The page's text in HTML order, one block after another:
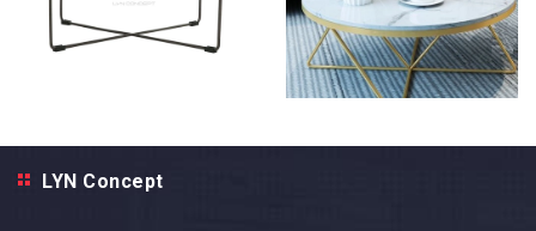
Chéo Sơn Đen - BT74K
3.490.000₫
LYN Concept